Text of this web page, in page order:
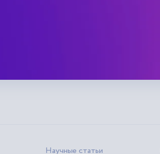
Научные статьи